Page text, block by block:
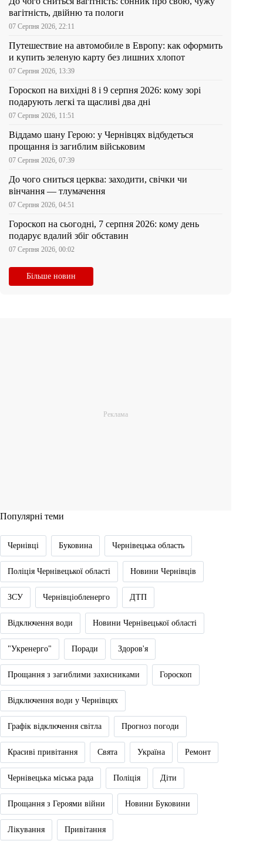
вагітність, двійню та пологи
07 Серпня 2026, 22:11
Путешествие на автомобиле в Европу: как оформить
и купить зеленую карту без лишних хлопот
07 Серпня 2026, 13:39
Гороскоп на вихідні 8 і 9 серпня 2026: кому зорі
подарують легкі та щасливі два дні
07 Серпня 2026, 11:51
Віддамо шану Герою: у Чернівцях відбудеться
прощання із загиблим військовим
07 Серпня 2026, 07:39
До чого сниться церква: заходити, свічки чи
вінчання — тлумачення
07 Серпня 2026, 04:51
Гороскоп на сьогодні, 7 серпня 2026: кому день
подарує вдалий збіг обставин
07 Серпня 2026, 00:02
Більше новин
Популярні теми
Чернівці Буковина Чернівецька область
Поліція Чернівецької області Новини Чернівців
ЗСУ Чернівціобленерго ДТП
Відключення води Новини Чернівецької області
"Укренерго" Поради Здоров'я
Прощання з загиблими захисниками Гороскоп
Відключення води у Чернівцях
Графік відключення світла Прогноз погоди
Красиві привітання Свята Україна Ремонт
Чернівецька міська рада Поліція Діти
Прощання з Героями війни Новини Буковини
Лікування Привітання